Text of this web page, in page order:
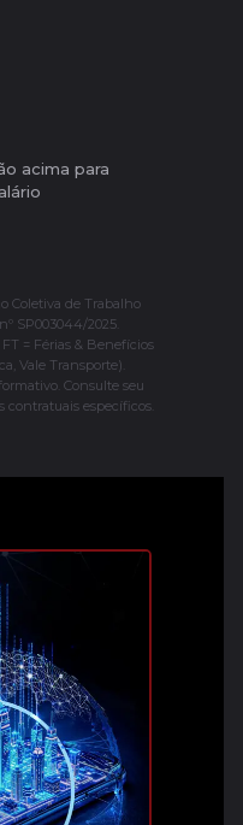
acima para
Coletiva de Trabalho
SP003044/2025.
FT = Férias & Benefícios
Vale Transporte).
Consulte seu
contratuais específicos.